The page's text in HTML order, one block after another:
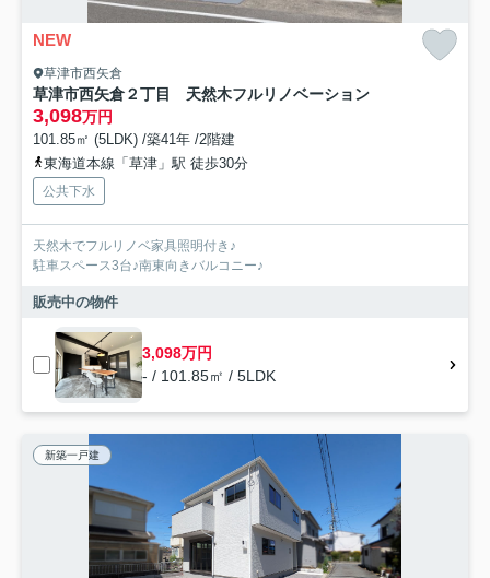
NEW
草津市西矢倉
草津市西矢倉２丁目 天然木フルリノベーション
3,098万円
101.85㎡ (5LDK) /築41年 /2階建
東海道本線「草津」駅 徒歩30分
公共下水
天然木でフルリノベ家具照明付き♪
駐車スペース3台♪南東向きバルコニー♪
販売中の物件
3,098万円
- / 101.85㎡ / 5LDK
新築一戸建